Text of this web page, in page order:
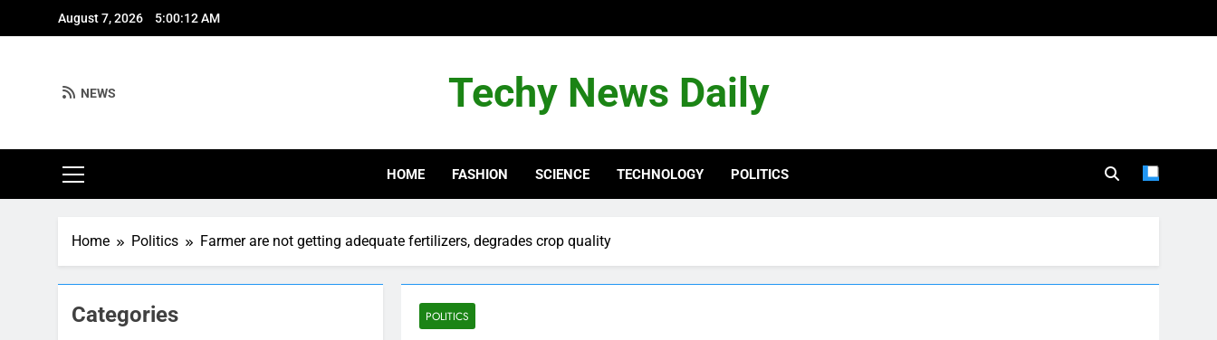
August 7, 2026 5:00:13 AM
Techy News Daily
NEWS
HOME FASHION SCIENCE TECHNOLOGY POLITICS
Home Politics Farmer are not getting adequate fertilizers, degrades crop quality
Categories POLITICS